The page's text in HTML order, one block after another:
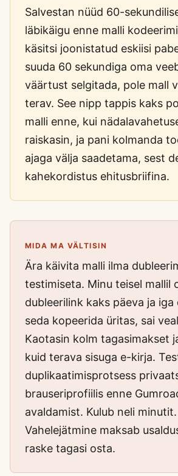
Salvestan nüüd 60-
läbikäigu enne malli
käsitsi joonistatud eskiisi
suuda 60 sekundiga oma
väärtust selgitada, pole mall
terav. See nipp tappis kaks
malli enne, kui
raiskasin, ja pani kolmanda
ajaga välja saadetama, sest
kahekordistus ehitusbriifina.
MIDA MA VÄLTISIN
Ära käivita malli ilma
testimiseta. Minu teisel mallil
dubleerilink kaks päeva ja iga
seda kopeerida üritas, sai
Kaotasin kolm tagasimakset
kuid terava sisuga e-kirja.
duplikaatimisprotsess
brauseriprofiilis enne
avaldamist. Kulub neli minutit.
Vahelejätmine maksab
raske tagasi osta.